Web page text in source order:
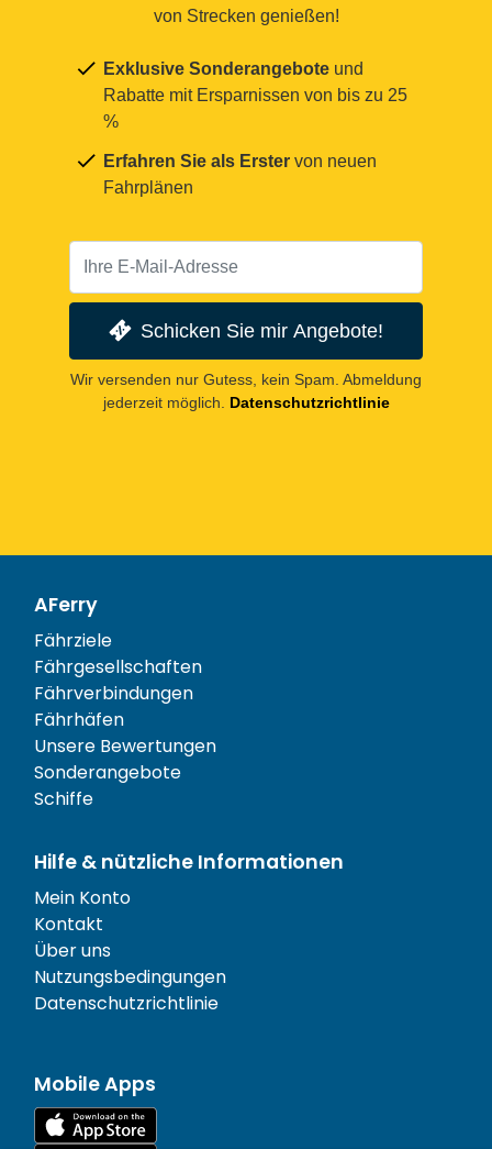
von Strecken genießen!
Exklusive Sonderangebote und
Rabatte mit Ersparnissen von bis zu 25
%
Erfahren Sie als Erster von neuen
Fahrplänen
Schicken Sie mir Angebote!
Wir versenden nur Gutess, kein Spam. Abmeldung
jederzeit möglich.
Datenschutzrichtlinie
AFerry
Fährziele
Fährgesellschaften
Fährverbindungen
Fährhäfen
Unsere Bewertungen
Sonderangebote
Schiffe
Hilfe & nützliche Informationen
Mein Konto
Kontakt
Über uns
Nutzungsbedingungen
Datenschutzrichtlinie
Mobile Apps